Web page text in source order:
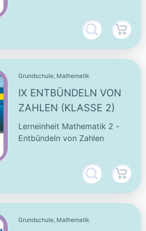
Grundschule, Mathematik
IX ENTBÜNDELN VON
ZAHLEN (KLASSE 2)
Lerneinheit Mathematik 2 -
Entbündeln von Zahlen
Grundschule, Mathematik